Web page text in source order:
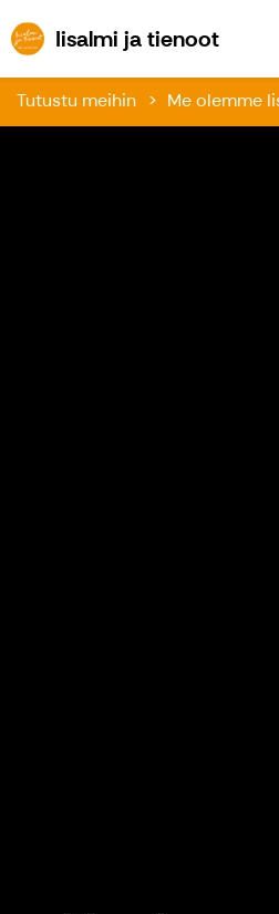
Iisalmi ja tienoot
Tutustu meihin Me olemme